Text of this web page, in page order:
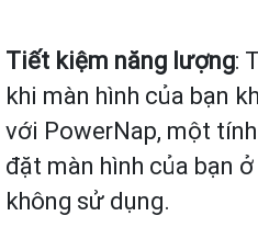
Tiết kiệm năng lượng:
khi màn hình của bạn
với PowerNap, một
đặt màn hình của bạn
không sử dụng.